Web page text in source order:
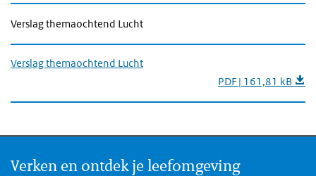
Verslag themaochtend Lucht
Verslag themaochtend Lucht
PDF | 161,81 kB
Verken en ontdek je leefomgeving